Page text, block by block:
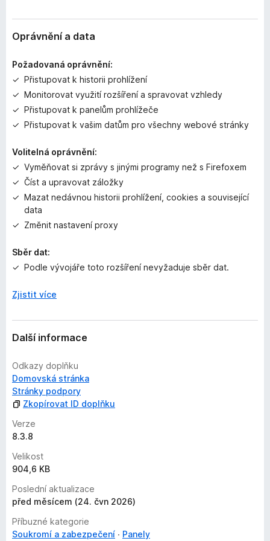
o
c
n
Oprávnění a data
Požadovaná oprávnění:
Přistupovat k historii prohlížení
Monitorovat využití rozšíření a spravovat vzhledy
Přistupovat k panelům prohlížeče
Přistupovat k vašim datům pro všechny webové stránky
Volitelná oprávnění:
Vyměňovat si zprávy s jinými programy než s Firefoxem
Číst a upravovat záložky
Mazat nedávnou historii prohlížení, cookies a související
data
Změnit nastavení proxy
Sběr dat:
Podle vývojáře toto rozšíření nevyžaduje sběr dat.
Zjistit více
Další informace
Odkazy doplňku
Domovská stránka
Stránky podpory
Zkopírovat ID doplňku
Verze
8.3.8
Velikost
904,6 KB
Poslední aktualizace
před měsícem (24. čvn 2026)
Příbuzné kategorie
Soukromí a zabezpečení
Panely